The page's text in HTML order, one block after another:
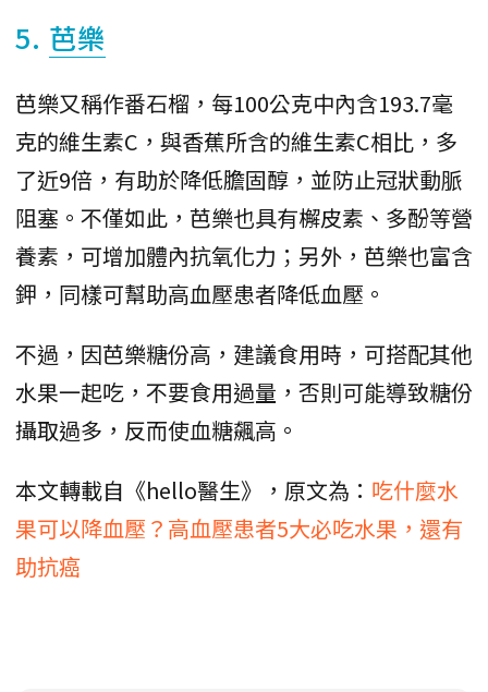
5. 芭樂
芭樂又稱作番石榴，每100公克中內含193.7毫
克的維生素C，與香蕉所含的維生素C相比，多
了近9倍，有助於降低膽固醇，並防止冠狀動脈
阻塞。不僅如此，芭樂也具有檞皮素、多酚等營
養素，可增加體內抗氧化力；另外，芭樂也富含
鉀，同樣可幫助高血壓患者降低血壓。
不過，因芭樂糖份高，建議食用時，可搭配其他
水果一起吃，不要食用過量，否則可能導致糖份
攝取過多，反而使血糖飆高。
本文轉載自《hello醫生》，原文為： 吃什麼水
果可以降血壓？高血壓患者5大必吃水果，還有
助抗癌